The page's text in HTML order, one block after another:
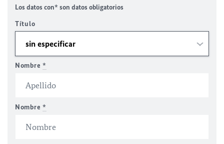
Los datos con* son datos obligatorios
Título
Nombre *
Nombre *